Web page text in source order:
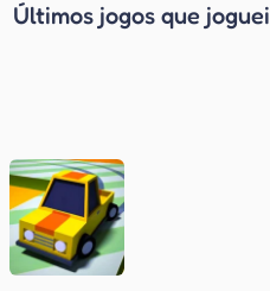
Últimos jogos que joguei